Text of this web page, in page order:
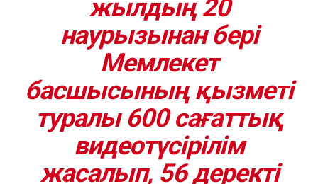
жылдың 20
наурызынан бері
Мемлекет
басшысының қызметі
туралы 600 сағаттық
видеотүсірілім
жасалып, 56 деректі